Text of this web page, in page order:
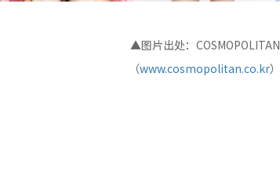
▲图片出处：COSMOPOLITAN
（www.cosmopolitan.co.kr）